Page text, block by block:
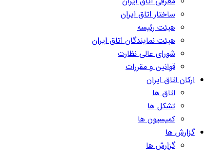
ساختار اتاق ایران
هیئت رئیسه
هیئت نمایندگان اتاق ایران
شورای عالی نظارت
قوانین و مقررات
ارکان اتاق ایران
اتاق ها
تشکل ها
کمیسیون ها
گزارش ها
گزارش ها